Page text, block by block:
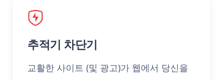
추적기 차단기
교활한 사이트 (및 광고)가 웹에서 당신을